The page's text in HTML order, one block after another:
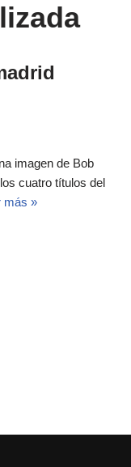
imagen de Bob
cuatro títulos del
más »